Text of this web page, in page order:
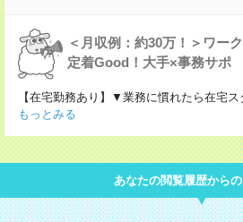
＜月収例：約30万！＞ワー
定着Good！大手×事務サポ
【在宅勤務あり】▼業務に慣れたら在宅
もっとみる
あなたの閲覧履歴から